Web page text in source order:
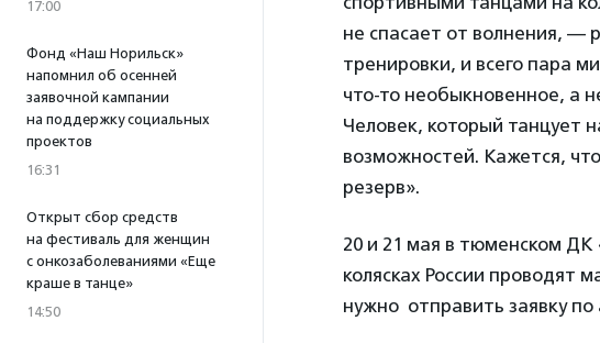
17:00
Фонд «Наш Норильск»
напомнил об осенней
заявочной кампании
на поддержку социальных
проектов
16:31
Открыт сбор средств
на фестиваль для женщин
с онкозаболеваниями «Еще
краше в танце»
14:50
не спасает от волнения, —
тренировки, и всего пара
что-то необыкновенное, а
Человек, который танцует
возможностей. Кажется,
резерв».
20 и 21 мая в тюменском
колясках России проводят
нужно отправить заявку по